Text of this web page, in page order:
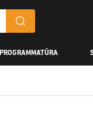
PROGRAMMATŪRA